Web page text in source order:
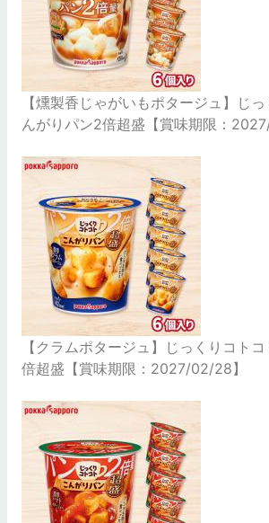
【燻製香じゃがいもポタージュ】じ
んがりパン2倍超盛【賞味期限：
【クラムポタージュ】じっくりコト
倍超盛【賞味期限：2027/02/28】